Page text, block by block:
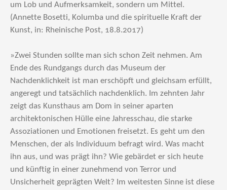
um Lob und Aufmerksamkeit, sondern um Mittel.
(Annette Bosetti, Kolumba und die spirituelle Kraft der
Kunst, in: Rheinische Post, 18.8.2017)
»Zwei Stunden sollte man sich schon Zeit nehmen. Am
Ende des Rundgangs durch das Museum der
Nachdenklichkeit ist man erschöpft und gleichsam erfüllt,
angeregt und tatsächlich nachdenklich. Im zehnten Jahr
zeigt das Kunsthaus am Dom in seiner aparten
architektonischen Hülle eine Jahresschau, die starke
Assoziationen und Emotionen freisetzt. Es geht um den
Menschen, der als Individuum befragt wird. Was macht
ihn aus, und was prägt ihn? Wie gebärdet er sich heute
und künftig in einer zunehmend von Terror und
Unsicherheit geprägten Welt? Im weitesten Sinne ist diese